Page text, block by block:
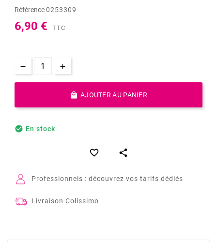
Référence0253309
6,90 € TTC
 AJOUTER AU PANIER
 En stock
 
Professionnels : découvrez vos tarifs dédiés
Livraison Colissimo